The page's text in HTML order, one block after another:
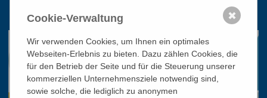
Cookie-Verwaltung
Wir verwenden Cookies, um Ihnen ein optimales
Webseiten-Erlebnis zu bieten. Dazu zählen Cookies, die
für den Betrieb der Seite und für die Steuerung unserer
kommerziellen Unternehmensziele notwendig sind,
sowie solche, die lediglich zu anonymen
✖